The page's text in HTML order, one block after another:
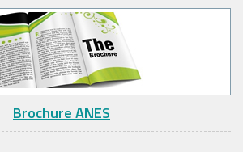
Brochure ANES